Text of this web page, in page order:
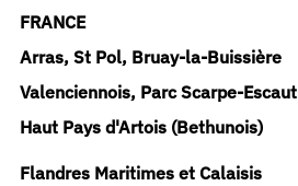
FRANCE
Arras, St Pol, Bruay-la-Buissière
Valenciennois, Parc Scarpe-Escaut
Haut Pays d'Artois (Bethunois)
Flandres Maritimes et Calaisis